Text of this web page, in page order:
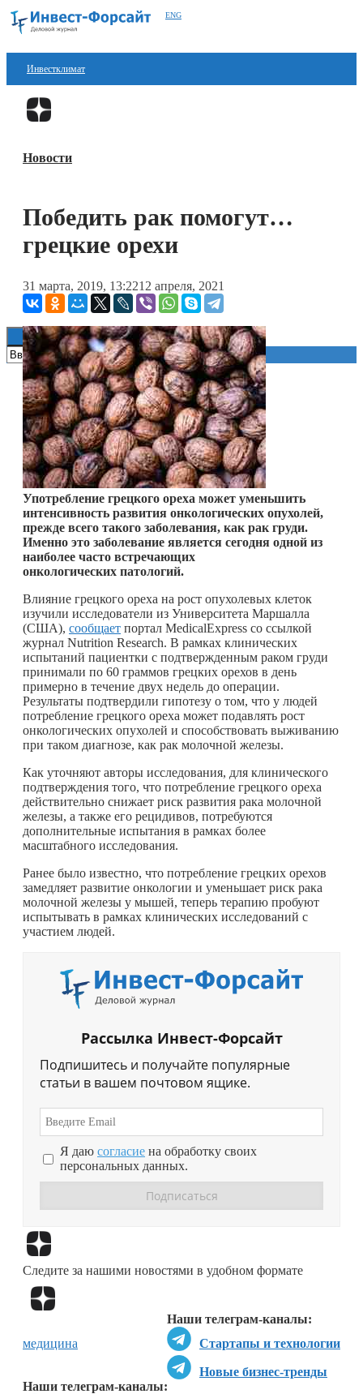
ENG
Инвестклимат
Финансы
Блокчейн
Книги
Новости
Победить рак помогут…
грецкие орехи
31 марта, 2019, 13:2212 апреля, 2021
Употребление грецкого ореха может уменьшить
интенсивность развития онкологических опухолей,
прежде всего такого заболевания, как рак груди.
Именно это заболевание является сегодня одной из
наиболее часто встречающих
онкологических патологий.
Влияние грецкого ореха на рост опухолевых клеток
изучили исследователи из Университета Маршалла
(США), сообщает портал MedicalExpress со ссылкой
журнал Nutrition Research. В рамках клинических
испытаний пациентки с подтвержденным раком груди
принимали по 60 граммов грецких орехов в день
примерно в течение двух недель до операции.
Результаты подтвердили гипотезу о том, что у людей
потребление грецкого ореха может подавлять рост
онкологических опухолей и способствовать выживанию
при таком диагнозе, как рак молочной железы.
Как уточняют авторы исследования, для клинического
подтверждения того, что потребление грецкого ореха
действительно снижает риск развития рака молочной
железы, а также его рецидивов, потребуются
дополнительные испытания в рамках более
масштабного исследования.
Ранее было известно, что потребление грецких орехов
замедляет развитие онкологии и уменьшает риск рака
молочной железы у мышей, теперь терапию пробуют
испытывать в рамках клинических исследований с
участием людей.
Рассылка Инвест-Форсайт
Подпишитесь и получайте популярные
статьи в вашем почтовом ящике.
Я даю согласие на обработку своих
персональных данных.
Следите за нашими новостями в удобном формате
Наши телеграм-каналы:
Стартапы и технологии
Новые бизнес-тренды
Наши телеграм-каналы:
медицина